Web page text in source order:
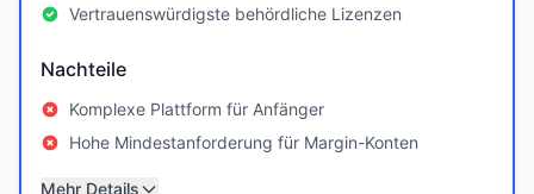
Vertrauenswürdigste behördliche Lizenzen
Nachteile
Komplexe Plattform für Anfänger
Hohe Mindestanforderung für Margin-Konten
Mehr Details